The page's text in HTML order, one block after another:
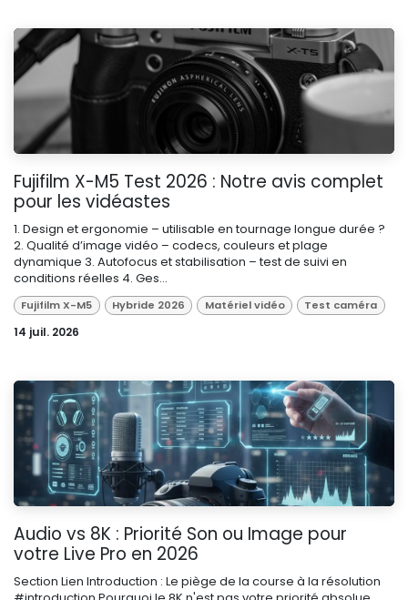
Fujifilm X-M5 Test 2026 : Notre avis complet
pour les vidéastes
1. Design et ergonomie – utilisable en tournage longue durée ?
2. Qualité d’image vidéo – codecs, couleurs et plage
dynamique 3. Autofocus et stabilisation – test de suivi en
conditions réelles 4. Ges...
Fujifilm X-M5 Hybride 2026 Matériel vidéo Test caméra
14 juil. 2026
Audio vs 8K : Priorité Son ou Image pour
votre Live Pro en 2026
Section Lien Introduction : Le piège de la course à la résolution